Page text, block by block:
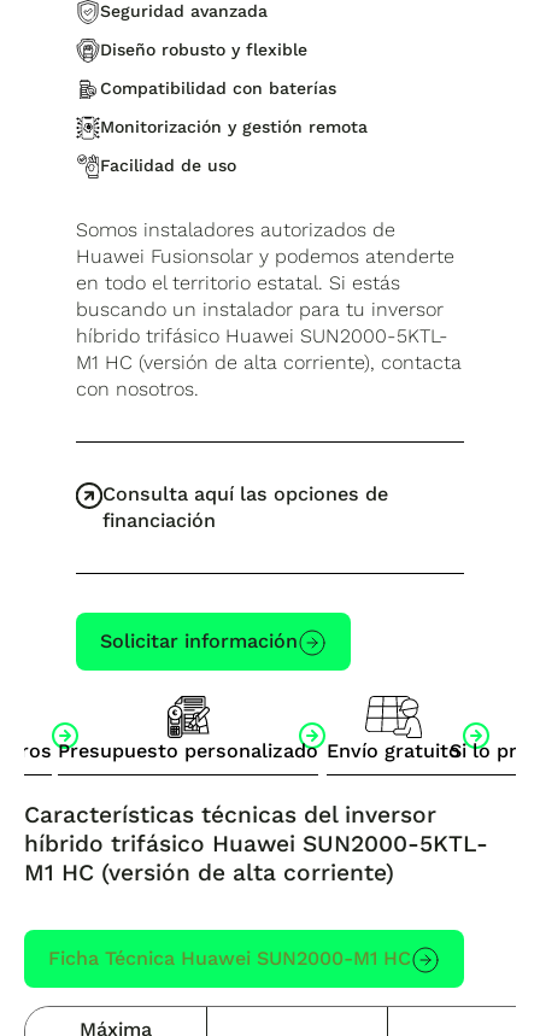
Seguridad avanzada
Diseño robusto y flexible
Compatibilidad con baterías
Monitorización y gestión remota
Facilidad de uso
Somos instaladores autorizados de
Huawei Fusionsolar y podemos atenderte
en todo el territorio estatal. Si estás
buscando un instalador para tu inversor
híbrido trifásico Huawei SUN2000-5KTL-
M1 HC (versión de alta corriente), contacta
con nosotros.
Consulta aquí las opciones de
financiación
Solicitar información
Presupuesto personalizado Envío gratuitoSi lo
Características técnicas del inversor
híbrido trifásico Huawei SUN2000-5KTL-
M1 HC (versión de alta corriente)
Ficha Técnica Huawei SUN2000-M1 HC
Máxima